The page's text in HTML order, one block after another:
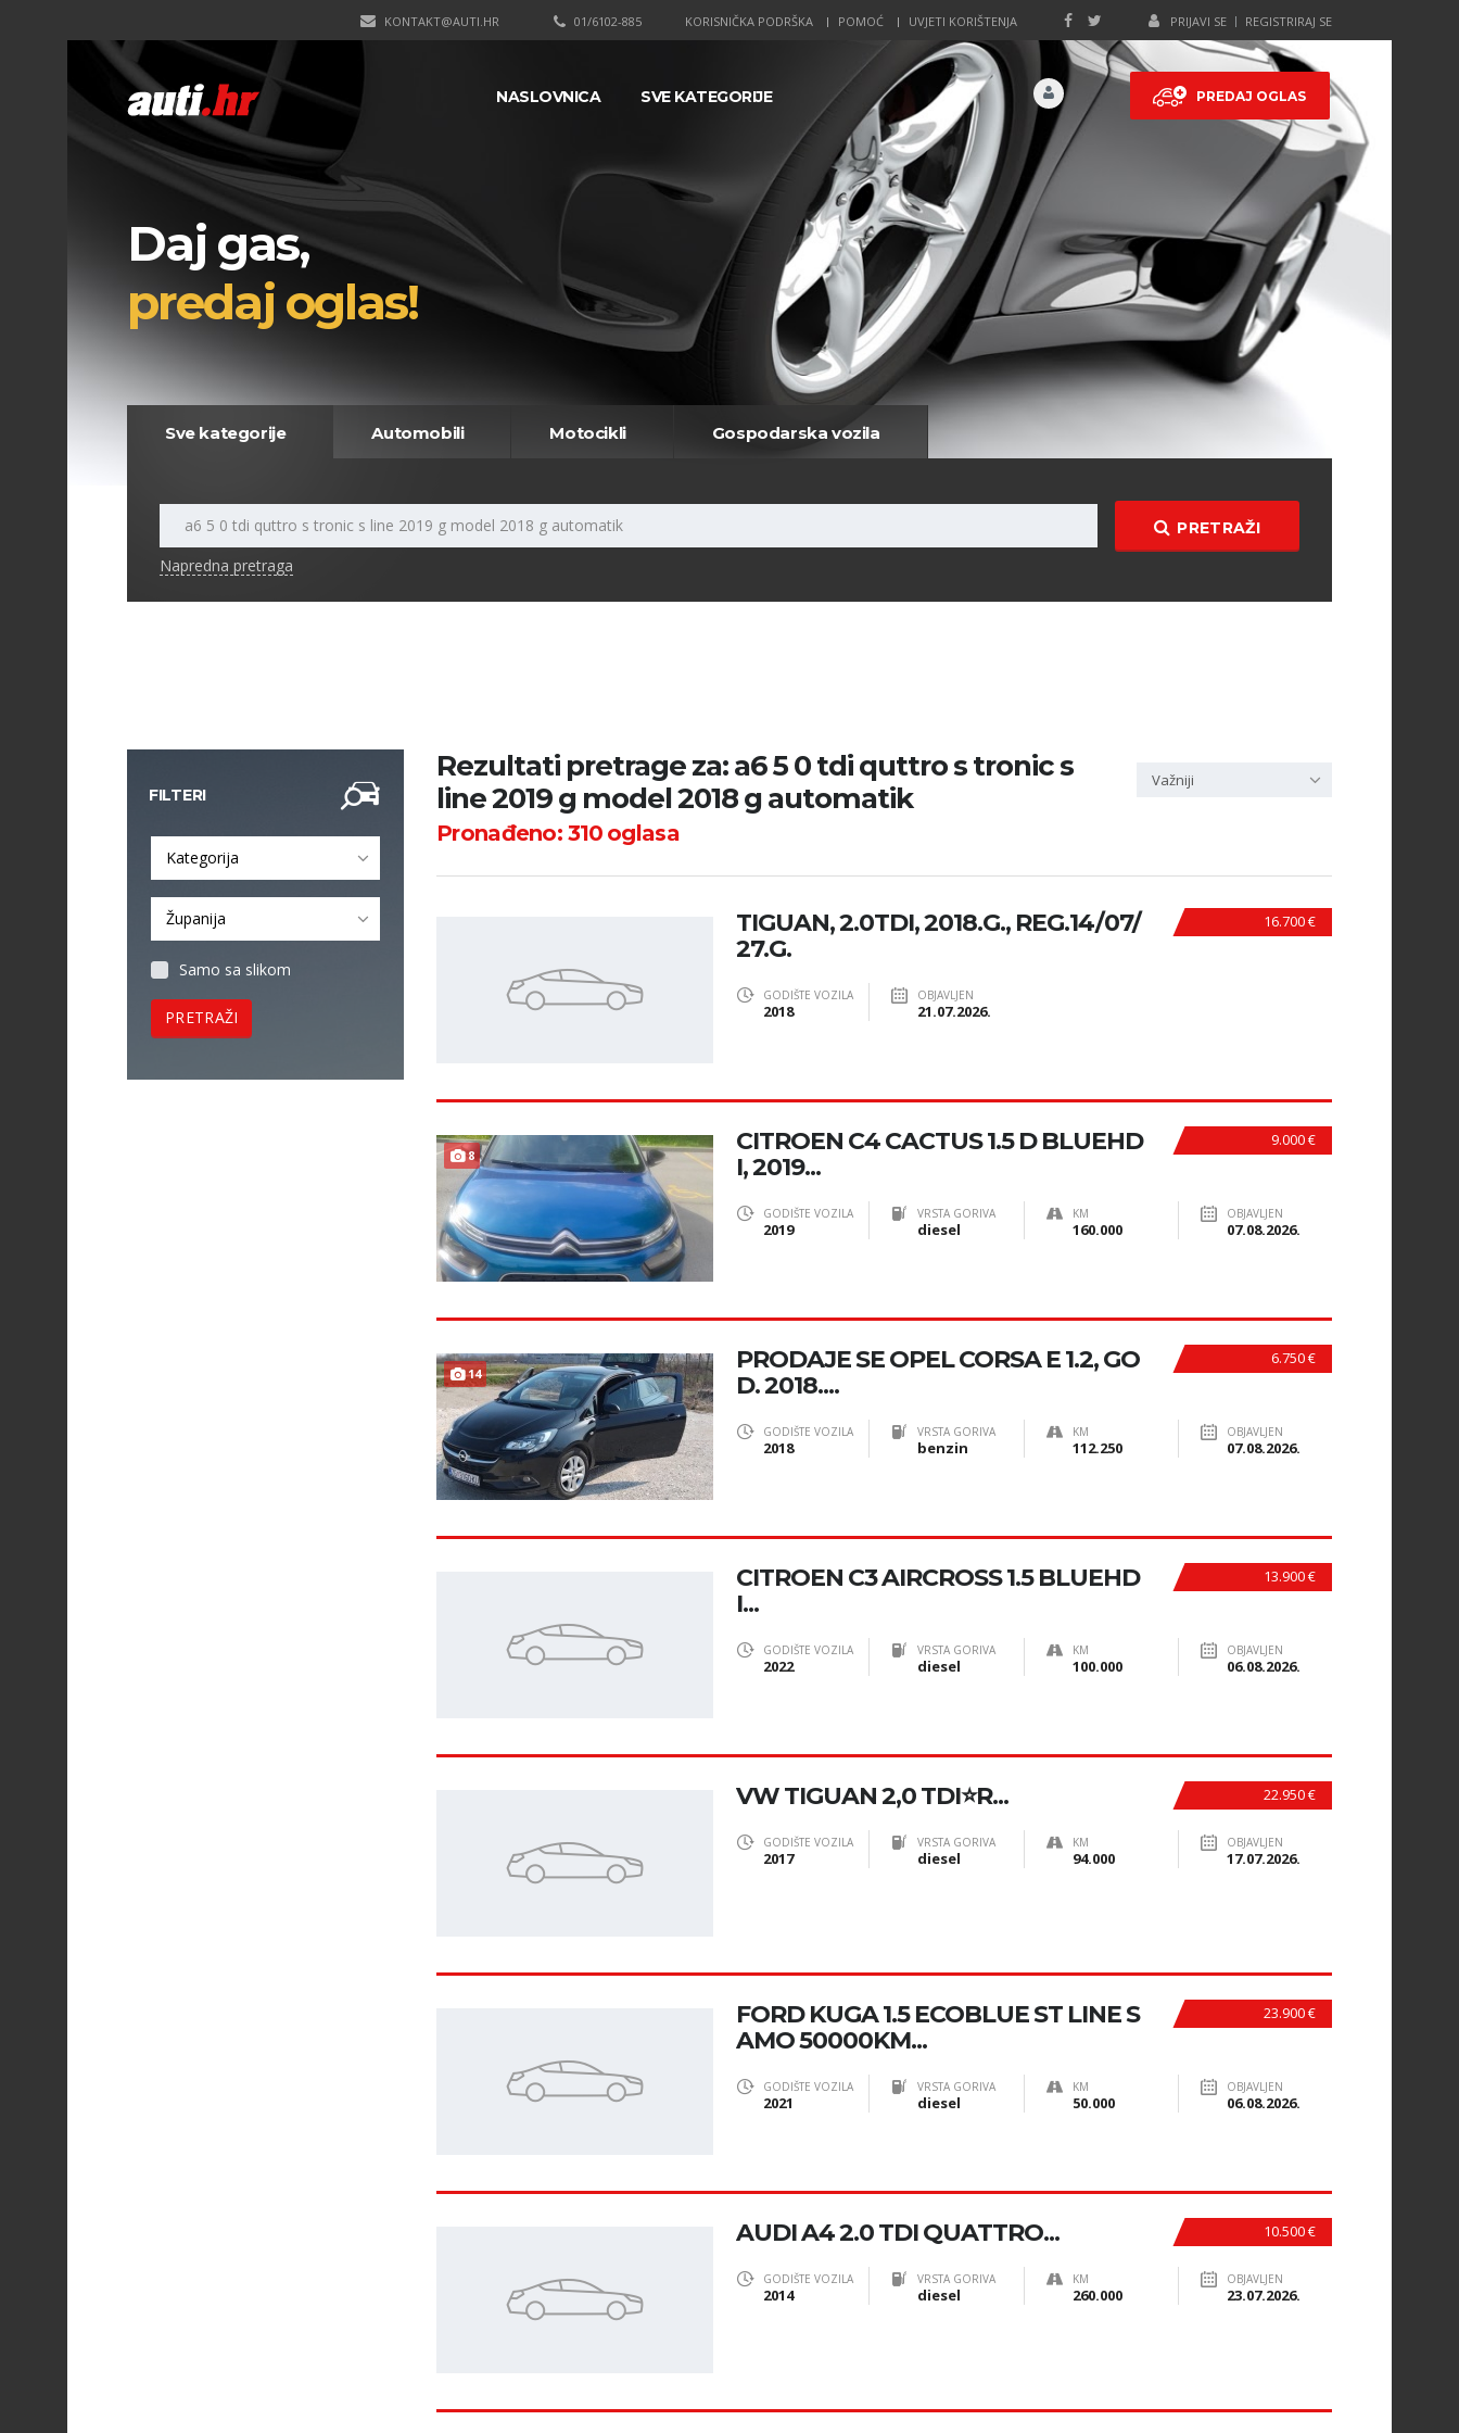
PRIJAVI SE REGISTRIRAJ SE
KORISNIČKA PODRŠKA POMOĆ UVJETI KORIŠTENJA
01/6102-885
KONTAKT@AUTI.HR
PREDAJ OGLAS
NASLOVNICA SVE KATEGORIJE
Daj gas,
predaj oglas!
Sve kategorije Automobili Motocikli Gospodarska vozila
PRETRAŽI
Napredna pretraga
FILTERI
Kategorija
Županija
Samo sa slikom
PRETRAŽI
Rezultati pretrage za: a6 5 0 tdi quttro s tronic s
line 2019 g model 2018 g automatik
Pronađeno:310oglasa
Važniji
16.700 €
TIGUAN, 2.0TDI, 2018.G., REG.14/07/
27.G.
GODIŠTE VOZILA
2018
OBJAVLJEN
21.07.2026.
8
9.000 €
CITROEN C4 CACTUS 1.5 D BLUEHD
I, 2019...
GODIŠTE VOZILA
2019
VRSTA GORIVA
diesel
KM
160.000
OBJAVLJEN
07.08.2026.
14
6.750 €
PRODAJE SE OPEL CORSA E 1.2, GO
D. 2018....
GODIŠTE VOZILA
2018
VRSTA GORIVA
benzin
KM
112.250
OBJAVLJEN
07.08.2026.
13.900 €
CITROEN C3 AIRCROSS 1.5 BLUEHD
I...
GODIŠTE VOZILA
2022
VRSTA GORIVA
diesel
KM
100.000
OBJAVLJEN
06.08.2026.
22.950 €
VW TIGUAN 2,0 TDI⭐R...
GODIŠTE VOZILA
2017
VRSTA GORIVA
diesel
KM
94.000
OBJAVLJEN
17.07.2026.
23.900 €
FORD KUGA 1.5 ECOBLUE ST LINE S
AMO 50000KM...
GODIŠTE VOZILA
2021
VRSTA GORIVA
diesel
KM
50.000
OBJAVLJEN
06.08.2026.
10.500 €
AUDI A4 2.0 TDI QUATTRO...
GODIŠTE VOZILA
2014
VRSTA GORIVA
diesel
KM
260.000
OBJAVLJEN
23.07.2026.